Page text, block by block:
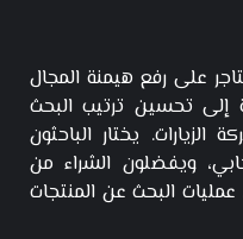
على رفع هيمنة المجال
إلى تحسين ترتيب البحث
يختار الباحثون
ويفضلون الشراء من
البحث عن المنتجات